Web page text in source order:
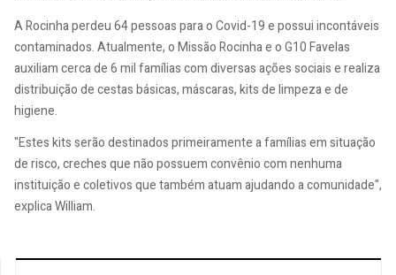
A Rocinha perdeu 64 pessoas para o Covid-19 e possui incontáveis
contaminados. Atualmente, o Missão Rocinha e o G10 Favelas
auxiliam cerca de 6 mil famílias com diversas ações sociais e realiza
distribuição de cestas básicas, máscaras, kits de limpeza e de
higiene.
"Estes kits serão destinados primeiramente a famílias em situação
de risco, creches que não possuem convênio com nenhuma
instituição e coletivos que também atuam ajudando a comunidade",
explica William.